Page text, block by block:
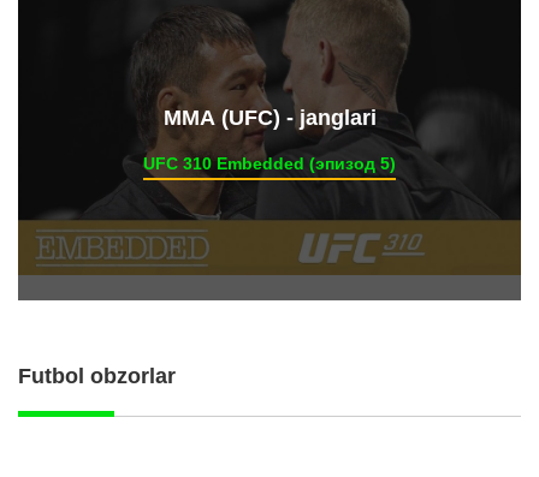
ММА (UFC) - janglari
UFC 310 Embedded (эпизод 5)
Futbol obzorlar